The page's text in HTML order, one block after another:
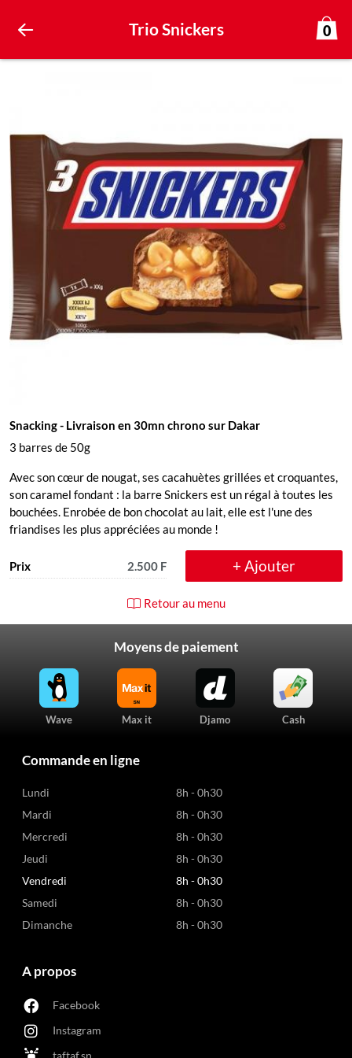
Trio Snickers 0
Snacking- Livraison en 30mn chrono sur Dakar
3 barres de 50g
Avec son cœur de nougat, ses cacahuètes grillées et croquantes,
son caramel fondant : la barre Snickers est un régal à toutes les
bouchées. Enrobée de bon chocolat au lait, elle est l'une des
friandises les plus appréciées au monde !
Prix 2.500 F + Ajouter
Retour au menu
Moyens de paiement
Wave Max it Djamo Cash
Commande en ligne
Lundi
8h - 0h30
Mardi
8h - 0h30
Mercredi
8h - 0h30
Jeudi
8h - 0h30
Vendredi
8h - 0h30
Samedi
8h - 0h30
Dimanche
8h - 0h30
A propos
Facebook
Instagram
taftaf.sn